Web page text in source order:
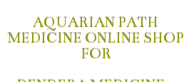
AQUARIAN PATH
MEDICINE ONLINE SHOP
FOR